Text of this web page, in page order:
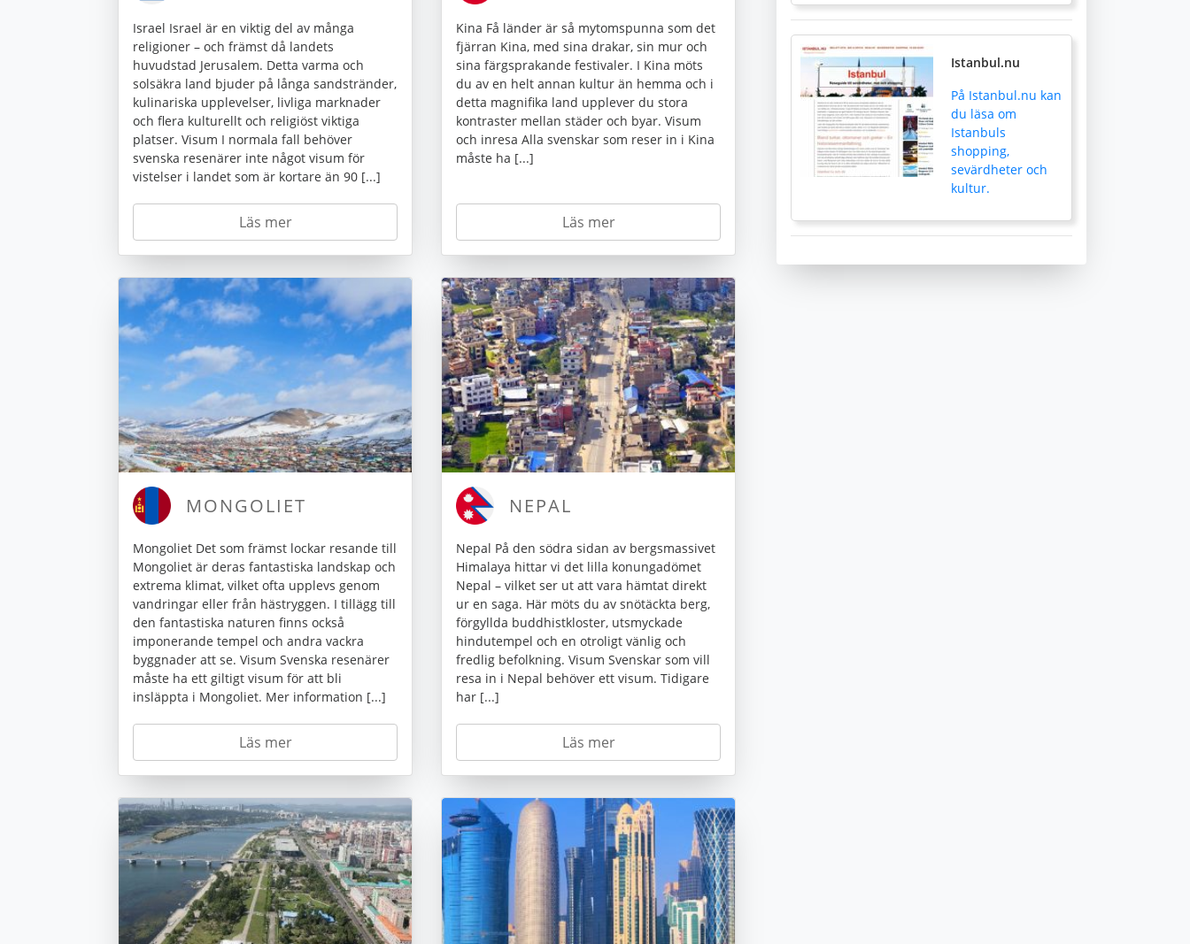
Israel Israel är en viktig del av många
religioner – och främst då landets
huvudstad Jerusalem. Detta varma och
solsäkra land bjuder på långa sandstränder,
kulinariska upplevelser, livliga marknader
och flera kulturellt och religiöst viktiga
platser. Visum I normala fall behöver
svenska resenärer inte något visum för
vistelser i landet som är kortare än 90 [...]
Läs mer
Kina Få länder är så mytomspunna som det
fjärran Kina, med sina drakar, sin mur och
sina färgsprakande festivaler. I Kina möts
du av en helt annan kultur än hemma och i
detta magnifika land upplever du stora
kontraster mellan städer och byar. Visum
och inresa Alla svenskar som reser in i Kina
måste ha [...]
Läs mer
MONGOLIET
Mongoliet Det som främst lockar resande till
Mongoliet är deras fantastiska landskap och
extrema klimat, vilket ofta upplevs genom
vandringar eller från hästryggen. I tillägg till
den fantastiska naturen finns också
imponerande tempel och andra vackra
byggnader att se. Visum Svenska resenärer
måste ha ett giltigt visum för att bli
insläppta i Mongoliet. Mer information [...]
Läs mer
NEPAL
Nepal På den södra sidan av bergsmassivet
Himalaya hittar vi det lilla konungadömet
Nepal – vilket ser ut att vara hämtat direkt
ur en saga. Här möts du av snötäckta berg,
förgyllda buddhistkloster, utsmyckade
hindutempel och en otroligt vänlig och
fredlig befolkning. Visum Svenskar som vill
resa in i Nepal behöver ett visum. Tidigare
har [...]
Läs mer
Istanbul.nu
På Istanbul.nu kan
du läsa om
Istanbuls
shopping,
sevärdheter och
kultur.